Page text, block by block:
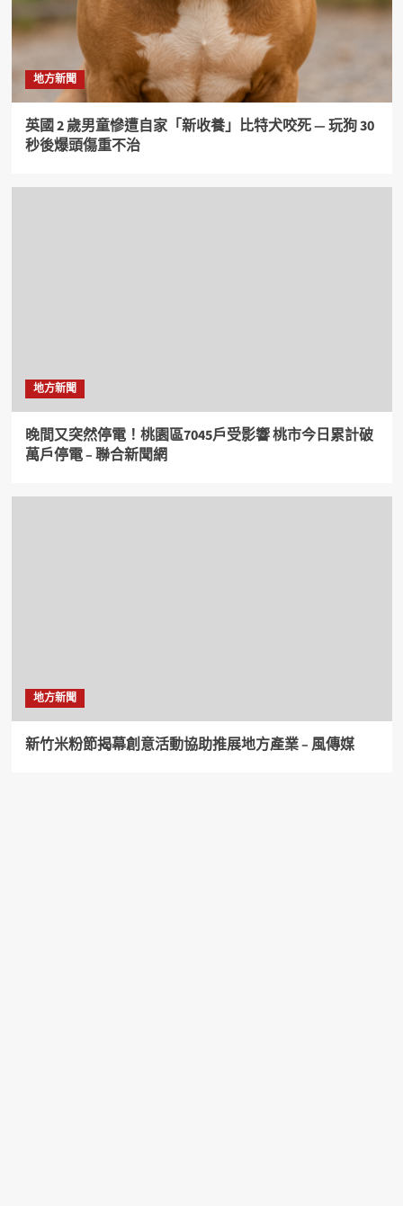
地方新聞
英國 2 歲男童慘遭自家「新收養」比特犬咬死 — 玩狗 30
秒後爆頭傷重不治
地方新聞
晚間又突然停電！桃園區7045戶受影響 桃市今日累計破
萬戶停電 – 聯合新聞網
地方新聞
新竹米粉節揭幕創意活動協助推展地方產業 – 風傳媒